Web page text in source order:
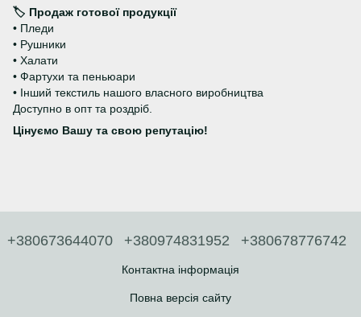
🏷 Продаж готової продукції
• Пледи
• Рушники
• Халати
• Фартухи та пеньюари
• Інший текстиль нашого власного виробництва
Доступно в опт та роздріб.
Цінуємо Вашу та свою репутацію!
+380673644070 +380974831952 +380678776742
Контактна інформація
Повна версія сайту